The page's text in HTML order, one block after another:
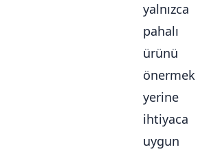
yalnızca
pahalı
ürünü
önermek
yerine
ihtiyaca
uygun